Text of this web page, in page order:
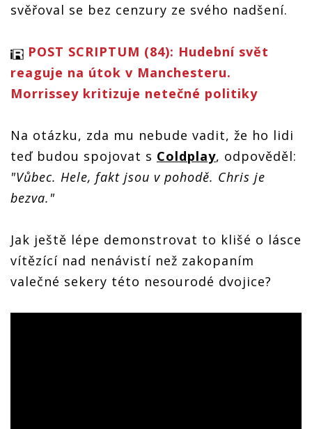
svěřoval se bez cenzury ze svého nadšení.
POST SCRIPTUM (84): Hudební svět
reaguje na útok v Manchesteru.
Morrissey kritizuje netečné politiky
Na otázku, zda mu nebude vadit, že ho lidi
teď budou spojovat s Coldplay, odpověděl:
"Vůbec. Hele, fakt jsou v pohodě. Chris je
bezva."
Jak ještě lépe demonstrovat to klišé o lásce
vítězící nad nenávistí než zakopaním
valečné sekery této nesourodé dvojice?